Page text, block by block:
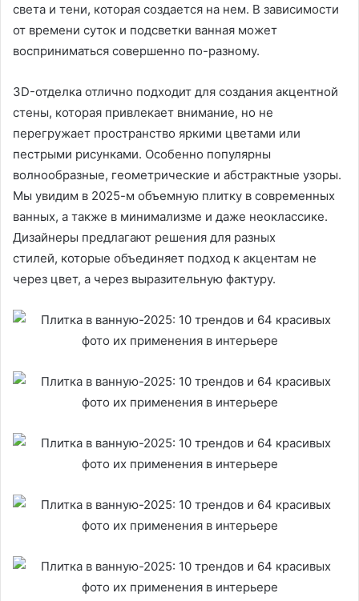
света и тени, которая создается на нем. В зависимости
от времени суток и подсветки ванная может
восприниматься совершенно по-разному.
3D-отделка отлично подходит для создания акцентной
стены, которая привлекает внимание, но не
перегружает пространство яркими цветами или
пестрыми рисунками. Особенно популярны
волнообразные, геометрические и абстрактные узоры.
Мы увидим в 2025-м объемную плитку в современных
ванных, а также в минимализме и даже неоклассике.
Дизайнеры предлагают решения для разных
стилей, которые объединяет подход к акцентам не
через цвет, а через выразительную фактуру.